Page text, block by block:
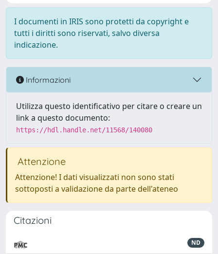
I documenti in IRIS sono protetti da copyright e
tutti i diritti sono riservati, salvo diversa
indicazione.
Informazioni
Utilizza questo identificativo per citare o creare un
link a questo documento:
https://hdl.handle.net/11568/140080
Attenzione
Attenzione! I dati visualizzati non sono stati
sottoposti a validazione da parte dell'ateneo
Citazioni
ND